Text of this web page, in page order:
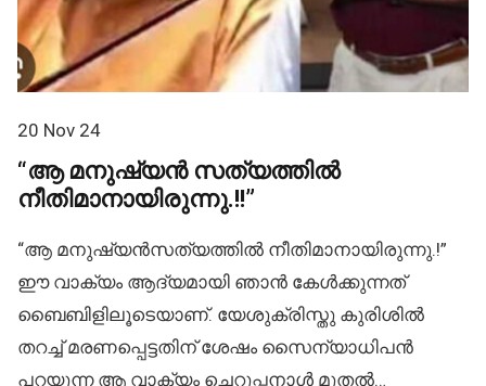
20 Nov 24
“ആ മനുഷ്യൻ സത്യത്തിൽ
നീതിമാനായിരുന്നു.!!”
“ആ മനുഷ്യൻസത്യത്തിൽ നീതിമാനായിരുന്നു.!”
ഈ വാക്യം ആദ്യമായി ഞാൻ കേൾക്കുന്നത്
ബൈബിളിലൂടെയാണ്. യേശുക്രിസ്തു കുരിശിൽ
തറച്ച് മരണപ്പെട്ടതിന് ശേഷം സൈന്യാധിപൻ
പറയുന്ന ആ വാക്യം ചെറുപ്പനാൾ മുതൽ…